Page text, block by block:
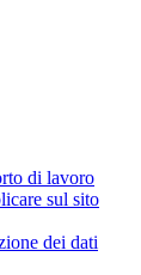
di lavoro
sul sito
dei dati